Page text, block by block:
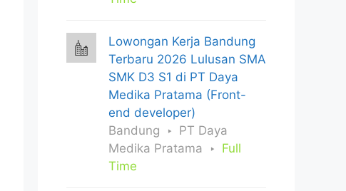
Lowongan Kerja Bandung
Terbaru 2026 Lulusan SMA
SMK D3 S1 di PT Daya
Medika Pratama (Front-
end developer)
Bandung
PT Daya
Medika Pratama
Full
Time